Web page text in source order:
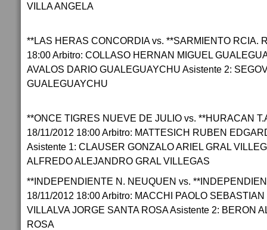
VILLA ANGELA
**LAS HERAS CONCORDIA vs. **SARMIENTO RCIA.
18:00 Arbitro: COLLASO HERNAN MIGUEL
AVALOS DARIO GUALEGUAYCHU Asistente 2:
GUALEGUAYCHU
**ONCE TIGRES NUEVE DE JULIO vs. **HURACAN
18/11/2012 18:00 Arbitro: MATTESICH RUBEN
Asistente 1: CLAUSER GONZALO ARIEL GRAL
ALFREDO ALEJANDRO GRAL VILLEGAS
**INDEPENDIENTE N. NEUQUEN vs.
18/11/2012 18:00 Arbitro: MACCHI PAOLO
VILLALVA JORGE SANTA ROSA Asistente 2: BERON
ROSA